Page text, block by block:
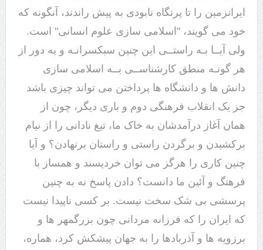
ایرانزمین را تا پرتگاه نابودی به پیش راندند، آنگونه که
خود می گویند، "اسلامی سازی علوم انسانی" است.
ولی آیــا بـه راستــی این چنین سبکسرانـه و به دور از
هر گونـه منطق کارشناســی بــه اسلامی سازی
دانش ها و دانشگاه ها پرداختن می تواند چیزی باشد
جز یک انقلاب فرهنگی دوم و باری دیگر، چون از
همان آغاز درآمدشان به خاک ما، تیغ نادانی را از نیام
برکشیدن و برگردن راستی و راستان برنهادن؟ و آیا
چنین کاری را هرگز می توان خردپسند و همساز با
فرهنگ و آئین ما دانست؟ دادن پاسخ نه به چنین
پرسشی بی شک سخت نیست. بر کسی ناپیدا نیست
که ایران را که فرزانه مردانی چون بزرگمهر ها و
برزویه ها و آذربادها را به جهان پیشکش کرد، هماره،